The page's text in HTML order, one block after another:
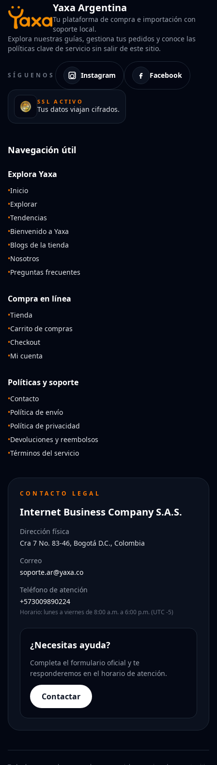
Yaxa Argentina
Tu plataforma de compra e importación con
soporte local.
Explora nuestras guías, gestiona tus pedidos y conoce las
políticas clave de servicio sin salir de este sitio.
SÍGUENOS Instagram Facebook
SSL ACTIVO
Tus datos viajan cifrados.
Navegación útil
Explora Yaxa
•Inicio
•Explorar
•Tendencias
•Bienvenido a Yaxa
•Blogs de la tienda
•Nosotros
•Preguntas frecuentes
Compra en línea
•Tienda
•Carrito de compras
•Checkout
•Mi cuenta
Políticas y soporte
•Contacto
•Política de envío
•Política de privacidad
•Devoluciones y reembolsos
•Términos del servicio
CONTACTO LEGAL
Internet Business Company S.A.S.
Dirección física
Cra 7 No. 83-46, Bogotá D.C., Colombia
Correo
soporte.ar@yaxa.co
Teléfono de atención
+573009890224
Horario: lunes a viernes de 8:00 a.m. a 6:00 p.m. (UTC -5)
¿Necesitas ayuda?
Completa el formulario oficial y te
responderemos en el horario de atención.
Contactar